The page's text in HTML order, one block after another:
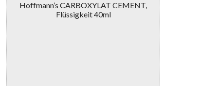
Hoffmann’s CARBOXYLAT CEMENT,
Flüssigkeit 40ml